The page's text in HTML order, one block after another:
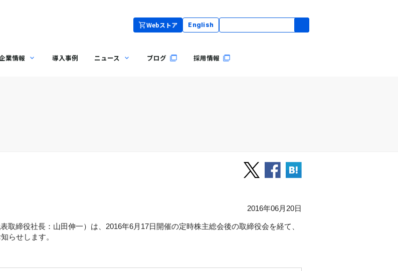
Webストア English
業情報 導入事例 ニュース ブログ 採用情報
2016年06月20日
締役社長：山田伸一）は、2016年6月17日開催の定時株主総会後の取締役会を経て、
らせします。